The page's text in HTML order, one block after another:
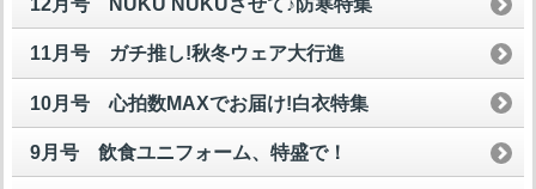
12月号 NUKU NUKUさせて♪防寒特集
11月号 ガチ推し!秋冬ウェア大行進
10月号 心拍数MAXでお届け!白衣特集
9月号 飲食ユニフォーム、特盛で！